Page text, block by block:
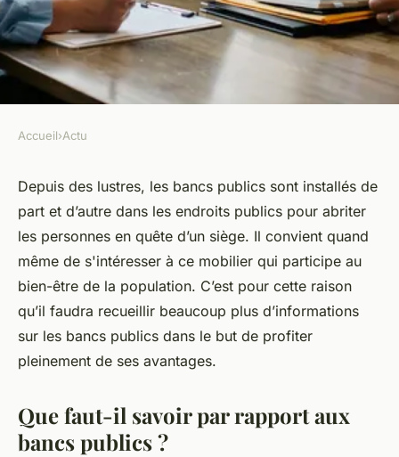
Bancs publics : tout ce que
vous devez savoir à ce propos
Noémie•26 janvier 2024 • 3 min de lecture
Accueil›Actu
Depuis des lustres, les bancs publics sont installés de
part et d’autre dans les endroits publics pour abriter
les personnes en quête d’un siège. Il convient quand
même de s'intéresser à ce mobilier qui participe au
bien-être de la population. C’est pour cette raison
qu’il faudra recueillir beaucoup plus d’informations
sur les bancs publics dans le but de profiter
pleinement de ses avantages.
Que faut-il savoir par rapport aux
bancs publics ?